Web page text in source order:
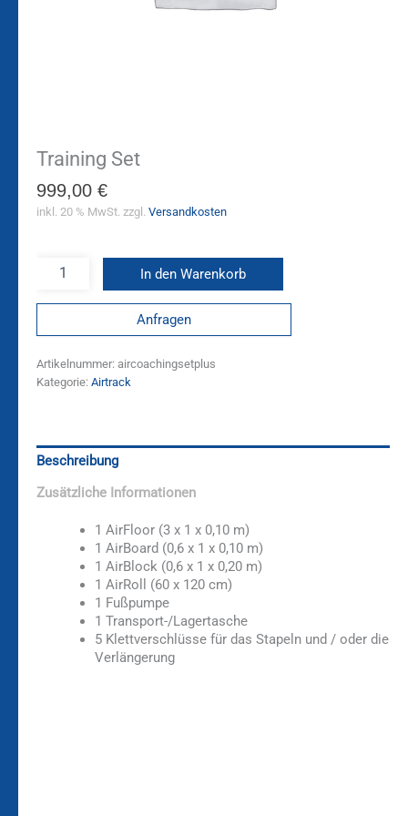
Training Set
999,00 €
inkl. 20 % MwSt. zzgl. Versandkosten
In den Warenkorb
Anfragen
Artikelnummer: aircoachingsetplus
Kategorie: Airtrack
Beschreibung
Zusätzliche Informationen
1 AirFloor (3 x 1 x 0,10 m)
1 AirBoard (0,6 x 1 x 0,10 m)
1 AirBlock (0,6 x 1 x 0,20 m)
1 AirRoll (60 x 120 cm)
1 Fußpumpe
1 Transport-/Lagertasche
5 Klettverschlüsse für das Stapeln und / oder die
Verlängerung